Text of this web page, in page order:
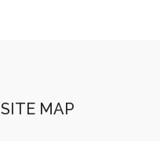
SITE MAP